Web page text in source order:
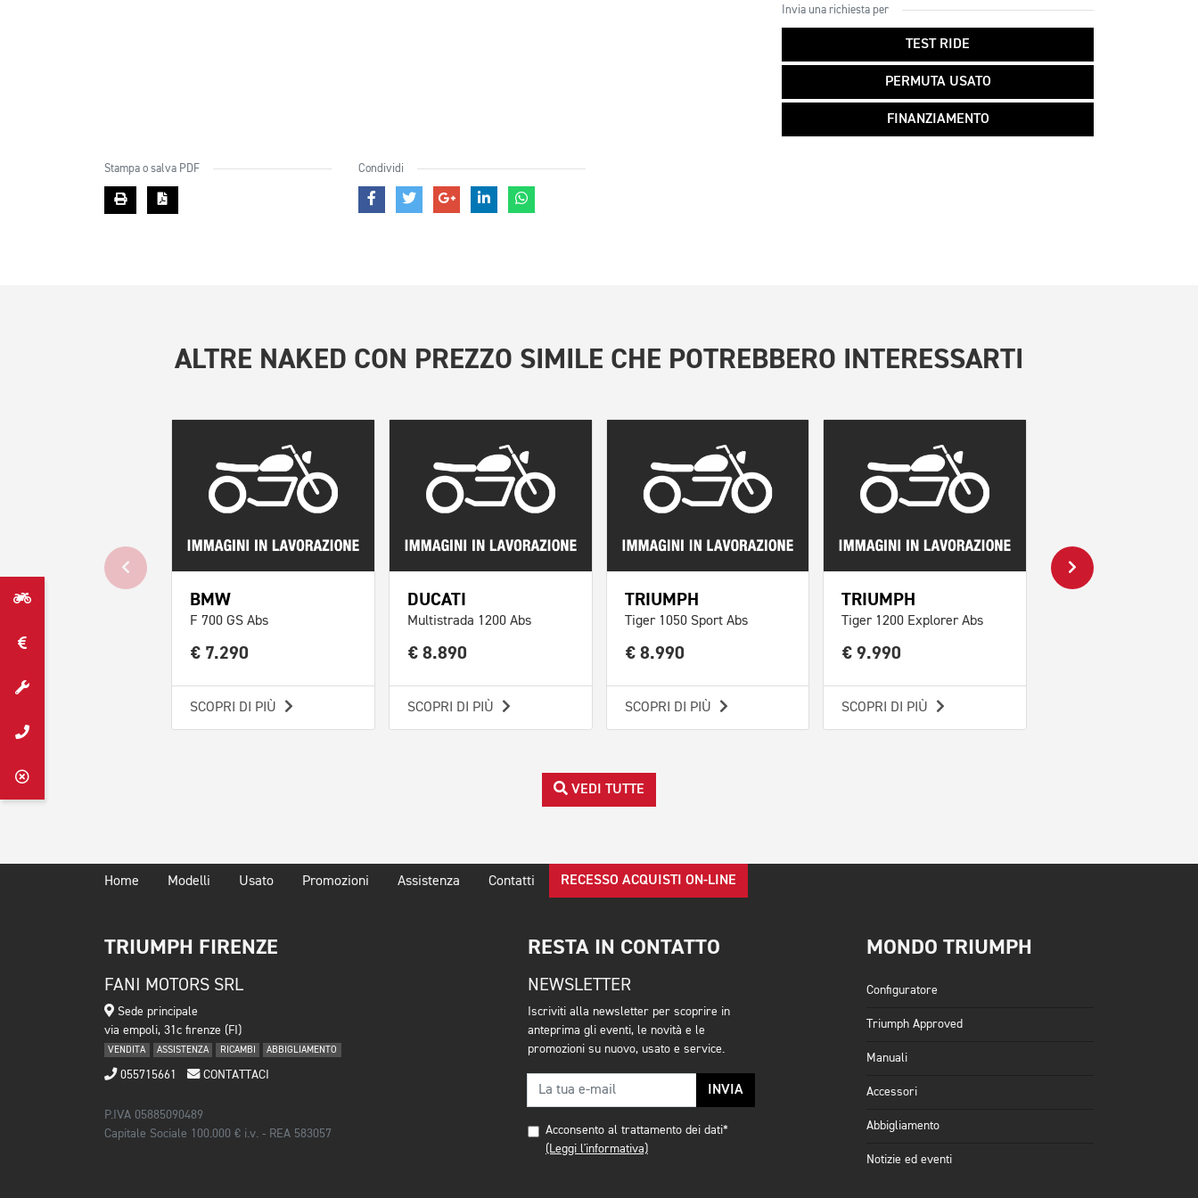
Invia una richiesta per
TEST RIDE
PERMUTA USATO
FINANZIAMENTO
Stampa o salva PDF Condividi
ALTRE NAKED CON PREZZO SIMILE CHE POTREBBERO INTERESSARTI
BMW
F 700 GS Abs
€ 7.290
SCOPRI DI PIÙ
DUCATI
Multistrada 1200 Abs
€ 8.890
SCOPRI DI PIÙ
TRIUMPH
Tiger 1050 Sport Abs
€ 8.990
SCOPRI DI PIÙ
TRIUMPH
Tiger 1200 Explorer Abs
€ 9.990
SCOPRI DI PIÙ
VEDI TUTTE
Home Modelli Usato Promozioni Assistenza Contatti RECESSO ACQUISTI ON-LINE
TRIUMPH FIRENZE
FANI MOTORS SRL
Sede principale
via empoli, 31c firenze (FI)
VENDITA ASSISTENZA RICAMBI ABBIGLIAMENTO
055715661 CONTATTACI
P.IVA 05885090489
Capitale Sociale 100.000 € i.v. - REA 583057
RESTA IN CONTATTO
NEWSLETTER
Iscriviti alla newsletter per scoprire in
anteprima gli eventi, le novità e le
promozioni su nuovo, usato e service.
INVIA
Acconsento al trattamento dei dati*
(Leggi l'informativa)
MONDO TRIUMPH
Configuratore
Triumph Approved
Manuali
Accessori
Abbigliamento
Notizie ed eventi